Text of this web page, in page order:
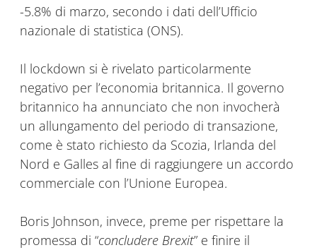
-5.8% di marzo, secondo i dati dell’Ufficio
nazionale di statistica (ONS).
Il lockdown si è rivelato particolarmente
negativo per l’economia britannica. Il governo
britannico ha annunciato che non invocherà
un allungamento del periodo di transazione,
come è stato richiesto da Scozia, Irlanda del
Nord e Galles al fine di raggiungere un accordo
commerciale con l’Unione Europea.
Boris Johnson, invece, preme per rispettare la
promessa di “concludere Brexit” e finire il